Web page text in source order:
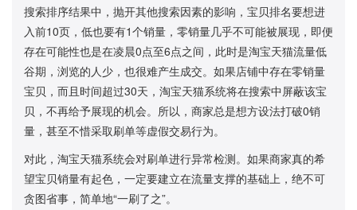
搜索排序结果中，抛开其他搜索因素的影响，宝贝排名要想进
入前10页，低也要有1个销量，零销量几乎不可能被展现，即便
存在可能性也是在凌晨0点至6点之间，此时是淘宝天猫流量低
谷期，浏览的人少，也很难产生成交。如果店铺中存在零销量
宝贝，而且时间超过30天，淘宝天猫系统将在搜索中屏蔽该宝
贝，不再给予展现的机会。所以，商家总是想方设法打破0销
量，甚至不惜采取刷单等虚假交易行为。
对此，淘宝天猫系统会对刷单进行异常检测。如果商家真的希
望宝贝销量有起色，一定要建立在流量支撑的基础上，绝不可
贪图省事，简单地“一刷了之”。